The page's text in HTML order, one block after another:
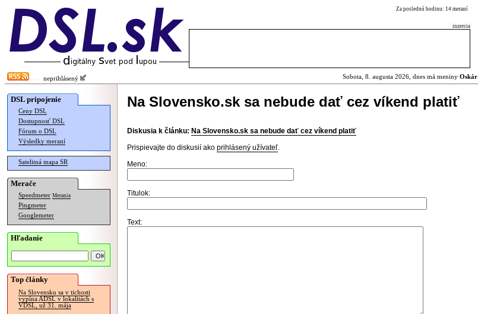
Za poslednú hodinu: 14 meraní
inzercia
neprihlásený Sobota, 8. augusta 2026, dnes má meniny Oskár
DSL pripojenie
Ceny DSL
Dostupnosť DSL
Fórum o DSL
Výsledky meraní
Satelitná mapa SR
Merače
Speedmeter Merania
Pingmeter
Googlemeter
Hľadanie
Top články
Na Slovensku sa v tichosti
vypína ADSL v lokalitách s
VDSL, už 31. mája
Na Slovensko.sk sa nebude dať cez víkend platiť
Diskusia k článku: Na Slovensko.sk sa nebude dať cez víkend platiť
Prispievajte do diskusií ako prihlásený užívateľ.
Meno:
Titulok:
Text: